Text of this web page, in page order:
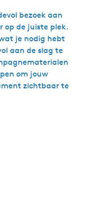
bezoek aan
op de juiste plek.
je nodig hebt
aan de slag te
om jouw
zichtbaar te